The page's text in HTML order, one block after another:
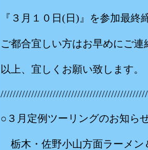
『３月１０日(日)』を参加最
ご都合宜しい方はお早めにご
以上、宜しくお願い致します。
○３月定例ツーリングのお知ら
栃木・佐野小山方面ラーメン